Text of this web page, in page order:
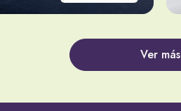
Ver más